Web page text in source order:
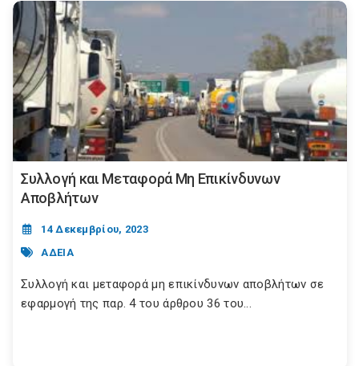
Συλλογή και Μεταφορά Μη Επικίνδυνων
Αποβλήτων
14 Δεκεμβρίου, 2023
ΑΔΕΙΑ
Συλλογή και μεταφορά μη επικίνδυνων αποβλήτων σε
εφαρμογή της παρ. 4 του άρθρου 36 του...